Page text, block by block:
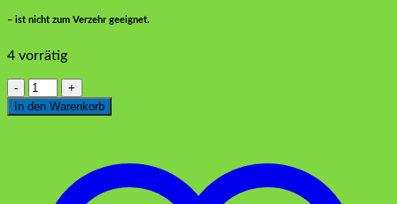
– ist nicht zum Verzehr geeignet.
4 vorrätig
Knospen
Rot
12
In den Warenkorb